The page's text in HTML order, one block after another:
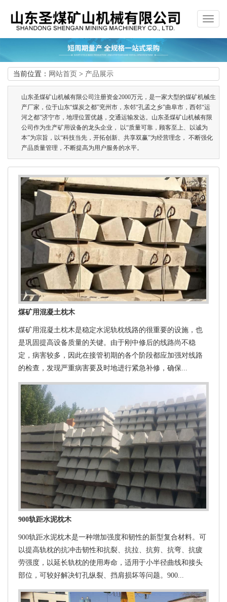
当前位置： 网站首页 > 产品展示
山东圣煤矿山机械有限公司注册资金2000万元，是一家大型的煤矿机械生
产厂家，位于山东“煤炭之都”兖州市，东邻“孔孟之乡”曲阜市，西邻“运
河之都”济宁市，地理位置优越，交通运输发达。山东圣煤矿山机械有限
公司作为生产矿用设备的龙头企业， 以“质量可靠，顾客至上、以诚为
本”为宗旨，以“科技当先，开拓创新、共享双赢”为经营理念， 不断强化
产品质量管理，不断提高为用户服务的水平。
煤矿用混凝土枕木
煤矿用混凝土枕木是稳定水泥轨枕线路的很重要的设施，也
是巩固提高设备质量的关键。由于刚中修后的线路尚不稳
定，病害较多，因此在接管初期的各个阶段都应加强对线路
的检查，发现严重病害要及时地进行紧急补修，确保...
900轨距水泥枕木
900轨距水泥枕木是一种增加强度和韧性的新型复合材料。可
以提高轨枕的抗冲击韧性和抗裂、抗拉、抗剪、抗弯、抗疲
劳强度，以延长轨枕的使用寿命，适用于小半径曲线和接头
部位，可较好解决钉孔纵裂、挡肩损坏等问题。900...